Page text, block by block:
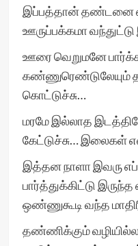
இப்பத்தான் தண்டனை
ஊருப்பக்கமா வந்துட்டு
ஊரை வெறுமனே
கொட்டுச்சு…
மரமே இல்லாத
கேட்டுச்சு… இலைகள்
இத்தன நாளா இவரு
பார்த்துக்கிட்டு
ஒண்ணுகூடி வந்த
தண்ணிக்கும்